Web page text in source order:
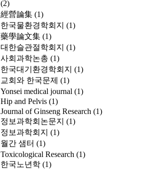
(2)
經營論集 (1)
한국물환경학회지 (1)
藥學論文集 (1)
대한슬관절학회지 (1)
사회과학논총 (1)
한국대기환경학회지 (1)
교회와 한국문제 (1)
Yonsei medical journal (1)
Hip and Pelvis (1)
Journal of Ginseng Research (1)
정보과학회논문지 (1)
정보과학회지 (1)
월간 샘터 (1)
Toxicological Research (1)
한국노년학 (1)